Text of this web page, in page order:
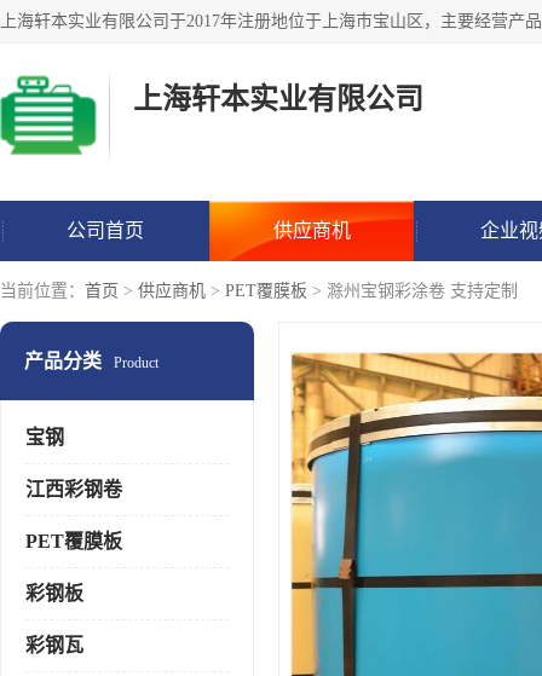
上海轩本实业有限公司
公司首页 供应商机 企业视
当前位置： 首页 > 供应商机 > PET覆膜板 > 滁州宝钢彩涂卷 支持定制
产品分类 Product
宝钢
江西彩钢卷
PET覆膜板
彩钢板
彩钢瓦